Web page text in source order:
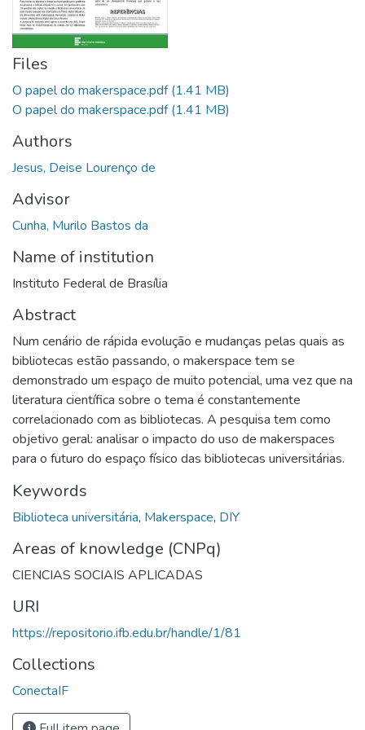
Files
O papel do makerspace.pdf(1.41 MB)
O papel do makerspace.pdf(1.41 MB)
Authors
Jesus, Deise Lourenço de
Advisor
Cunha, Murilo Bastos da
Name of institution
Instituto Federal de Brasília
Abstract
Num cenário de rápida evolução e mudanças pelas quais as
bibliotecas estão passando, o makerspace tem se
demonstrado um espaço de muito potencial, uma vez que na
literatura científica sobre o tema é constantemente
correlacionado com as bibliotecas. A pesquisa tem como
objetivo geral: analisar o impacto do uso de makerspaces
para o futuro do espaço físico das bibliotecas universitárias.
Keywords
Biblioteca universitária, Makerspace, DIY
Areas of knowledge (CNPq)
CIENCIAS SOCIAIS APLICADAS
URI
https://repositorio.ifb.edu.br/handle/1/81
Collections
ConectaIF